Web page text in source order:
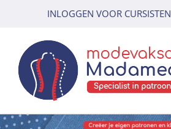
INLOGGEN VOOR CURSISTEN